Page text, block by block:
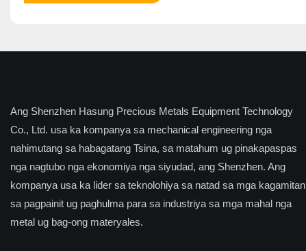
Ang Shenzhen Hasung Precious Metals Equipment Technology
Co., Ltd. usa ka kompanya sa mechanical engineering nga
nahimutang sa habagatang Tsina, sa matahum ug pinakapaspas
nga nagtubo nga ekonomiya nga siyudad, ang Shenzhen. Ang
kompanya usa ka lider sa teknolohiya sa natad sa mga kagamitan
sa pagpainit ug paghulma para sa industriya sa mga mahal nga
metal ug bag-ong materyales.